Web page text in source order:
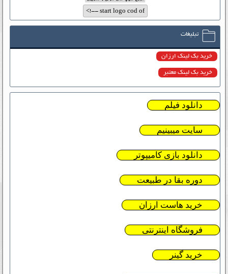
تبلیغات
خرید بک لینک ارزان
خرید بک لینک معتبر
دانلود فیلم
سایت میبینیم
دانلود بازی کامیپوتر
دوره بقا در طبیعت
خرید هاست ارزان
فروشگاه اینترنتی
خرید گینر